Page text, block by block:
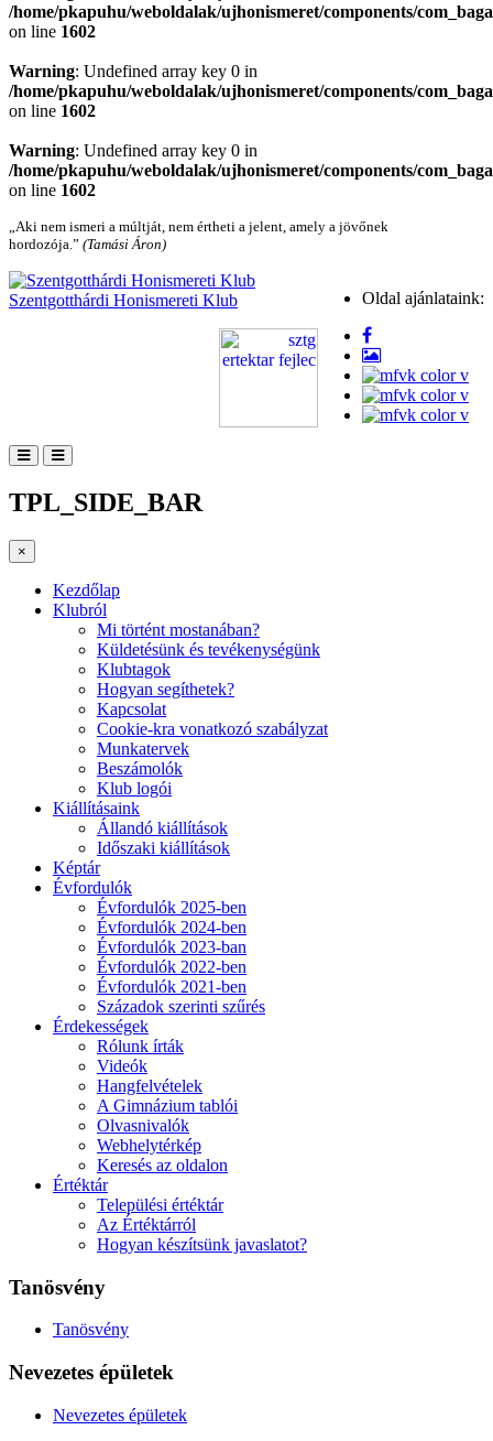
/home/pkapuhu/weboldalak/ujhonismeret/components/
on line 1602
Warning: Undefined array key 0 in
/home/pkapuhu/weboldalak/ujhonismeret/components/
on line 1602
Warning: Undefined array key 0 in
/home/pkapuhu/weboldalak/ujhonismeret/components/
on line 1602
„Aki nem ismeri a múltját, nem értheti a jelent, amely a jövőnek
hordozója.” (Tamási Áron)
Oldal ajánlataink:
Szentgotthárdi Honismereti Klub
TPL_SIDE_BAR
×
Kezdőlap
Klubról
Mi történt mostanában?
Küldetésünk és tevékenységünk
Klubtagok
Hogyan segíthetek?
Kapcsolat
Cookie-kra vonatkozó szabályzat
Munkatervek
Beszámolók
Klub logói
Kiállításaink
Állandó kiállítások
Időszaki kiállítások
Képtár
Évfordulók
Évfordulók 2025-ben
Évfordulók 2024-ben
Évfordulók 2023-ban
Évfordulók 2022-ben
Évfordulók 2021-ben
Századok szerinti szűrés
Érdekességek
Rólunk írták
Videók
Hangfelvételek
A Gimnázium tablói
Olvasnivalók
Webhelytérkép
Keresés az oldalon
Értéktár
Települési értéktár
Az Értéktárról
Hogyan készítsünk javaslatot?
Tanösvény
Tanösvény
Nevezetes épületek
Nevezetes épületek